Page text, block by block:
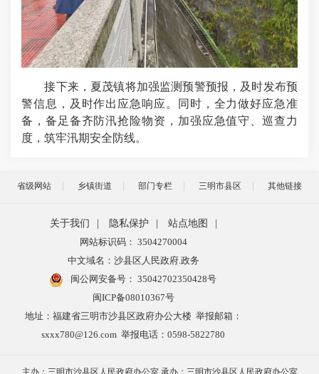
接下来，夏茂镇将加强监测预警预报，及时发布预
警信息，及时作出应急响应。同时，全力做好应急准
备，备足备齐防汛抢险物资，加强应急值守、巡查力
度，筑牢汛期安全防线。
省级网站 乡镇街道 部门专栏 三明市县区 其他链接
关于我们 隐私保护 站点地图
网站标识码： 3504270004
中文域名：沙县区人民政府.政务
闽公网安备号： 35042702350428号
闽ICP备08010367号
地址：福建省三明市沙县区政府办公大楼 举报邮箱：
sxxx780@126.com 举报电话：0598-5822780